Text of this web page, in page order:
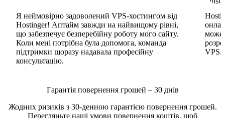
Я неймовірно задоволений VPS-хостингом від
Hostinger! Аптайм завжди на найвищому рівні,
що забезпечує безперебійну роботу мого сайту.
Коли мені потрібна була допомога, команда
підтримки щоразу надавала професійну
консультацію.
може
VPS.
Гарантія повернення грошей – 30 днів
Жодних ризиків з 30-денною гарантією повернення грошей.
Перегляньте наші умови повернення коштів, щоб